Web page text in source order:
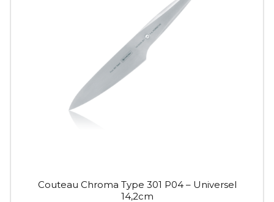
Couteau Chroma Type 301 P04 – Universel
14,2cm